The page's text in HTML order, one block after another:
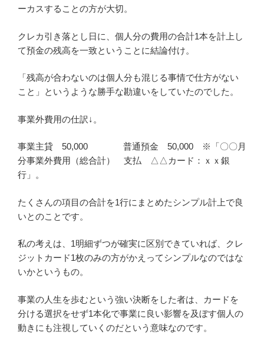
ーカスすることの方が大切。
クレカ引き落とし日に、個人分の費用の合計1本を計上し
て預金の残高を一致ということに結論付け。
「残高が合わないのは個人分も混じる事情で仕方がない
こと」というような勝手な勘違いをしていたのでした。
事業外費用の仕訳↓。
事業主貸 50,000 普通預金 50,000 ※「〇〇月
分事業外費用（総合計） 支払 △△カード：ｘｘ銀
行」。
たくさんの項目の合計を1行にまとめたシンプル計上で良
いとのことです。
私の考えは、1明細ずつが確実に区別できていれば、クレ
ジットカード1枚のみの方がかえってシンプルなのではな
いかというもの。
事業の人生を歩むという強い決断をした者は、カードを
分ける選択をせず1本化で事業に良い影響を及ぼす個人の
動きにも注視していくのだという意味なのです。